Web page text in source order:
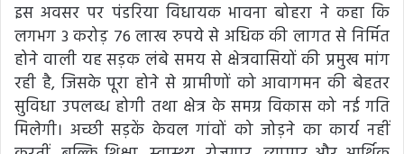
इस अवसर पर पंडरिया विधायक भावना बोहरा ने कहा कि
लगभग 3 करोड़ 76 लाख रुपये से अधिक की लागत से निर्मित
होने वाली यह सड़क लंबे समय से क्षेत्रवासियों की प्रमुख मांग
रही है, जिसके पूरा होने से ग्रामीणों को आवागमन की बेहतर
सुविधा उपलब्ध होगी तथा क्षेत्र के समग्र विकास को नई गति
मिलेगी। अच्छी सड़कें केवल गांवों को जोड़ने का कार्य नहीं